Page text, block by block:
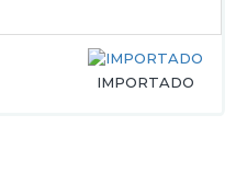
IMPORTADO